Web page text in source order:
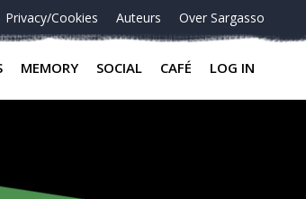
Privacy/Cookies Auteurs Over Sargasso
MEMORY SOCIAL CAFÉ LOG IN